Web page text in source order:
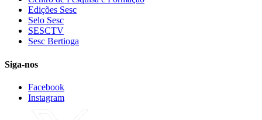
Edições Sesc
Selo Sesc
SESCTV
Sesc Bertioga
Siga-nos
Facebook
Instagram